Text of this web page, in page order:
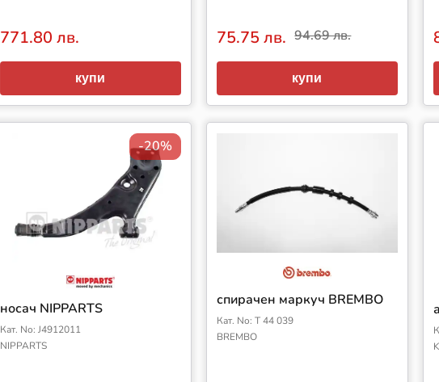
771.80 лв.
купи
75.75 лв. 94.69 лв.
купи
-20%
носач NIPPARTS
Кат. No: J4912011
NIPPARTS
спирачен маркуч BREMBO
Кат. No: T 44 039
BREMBO